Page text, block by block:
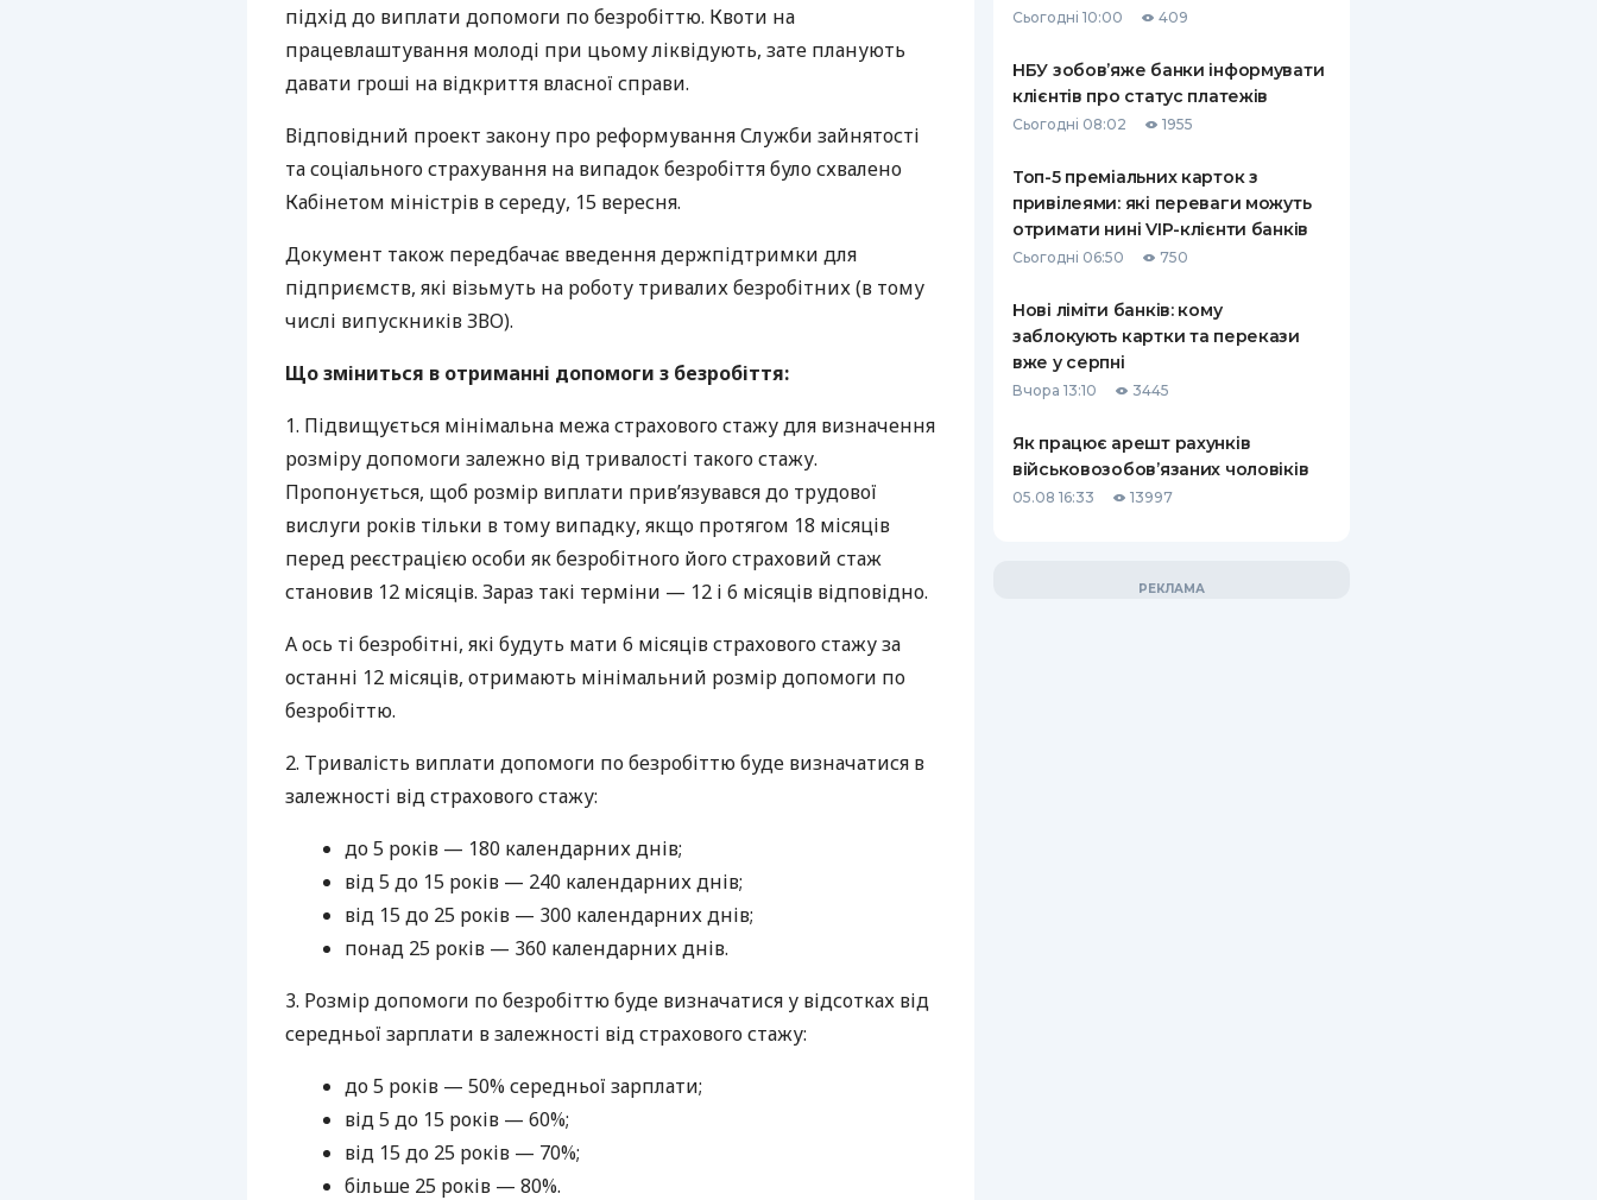
КАРТОК
КЕШБЕКУ
ПУТІВНИКИ ПО
СТРАХУВАННЮ
ВСІ СТРАХОВІ ПОЛІСИ
ВІДГУКИ ПРО СТРАХОВІ
КОМПАНІЇ
КОНТАКТИ
підхід до виплати допомоги по безробіттю. Квоти на
працевлаштування молоді при цьому ліквідують, зате планують
давати гроші на відкриття власної справи.
Відповідний проект закону про реформування Служби зайнятості
та соціального страхування на випадок безробіття було схвалено
Кабінетом міністрів в середу, 15 вересня.
Документ також передбачає введення держпідтримки для
підприємств, які візьмуть на роботу тривалих безробітних (в тому
числі випускниківЗВО).
Що зміниться в отриманні допомоги з безробіття:
1. Підвищується мінімальна межа страхового стажу для визначення
розміру допомоги залежно від тривалості такого стажу.
Пропонується, щоб розмір виплати прив’язувався до трудової
вислуги років тільки в тому випадку, якщо протягом 18 місяців
перед реєстрацією особи як безробітного його страховий стаж
становив 12 місяців. Зараз такі терміни — 12 і 6 місяців відповідно.
А ось ті безробітні, які будуть мати 6 місяців страхового стажу за
останні 12 місяців, отримають мінімальний розмір допомоги по
безробіттю.
2. Тривалість виплати допомоги по безробіттю буде визначатися в
залежності від страхового стажу:
до 5 років — 180 календарних днів;
від 5 до 15 років — 240 календарних днів;
від 15 до 25 років — 300 календарних днів;
понад 25 років — 360 календарних днів.
3. Розмір допомоги по безробіттю буде визначатися у відсотках від
середньої зарплати в залежності від страхового стажу:
до 5 років — 50% середньої зарплати;
від 5 до 15 років — 60%;
від 15 до 25 років — 70%;
більше 25 років — 80%.
Сьогодні 10:00 409
НБУ зобов’яже банки інформувати
клієнтів про статус платежів
Сьогодні 08:02 1955
Топ-5 преміальних карток з
привілеями: які переваги можуть
отримати нині VIP-клієнти банків
Сьогодні 06:50 750
Нові ліміти банків: кому
заблокують картки та перекази
вже у серпні
Вчора 13:10 3445
Як працює арешт рахунків
військовозобов’язаних чоловіків
05.08 16:33 13997